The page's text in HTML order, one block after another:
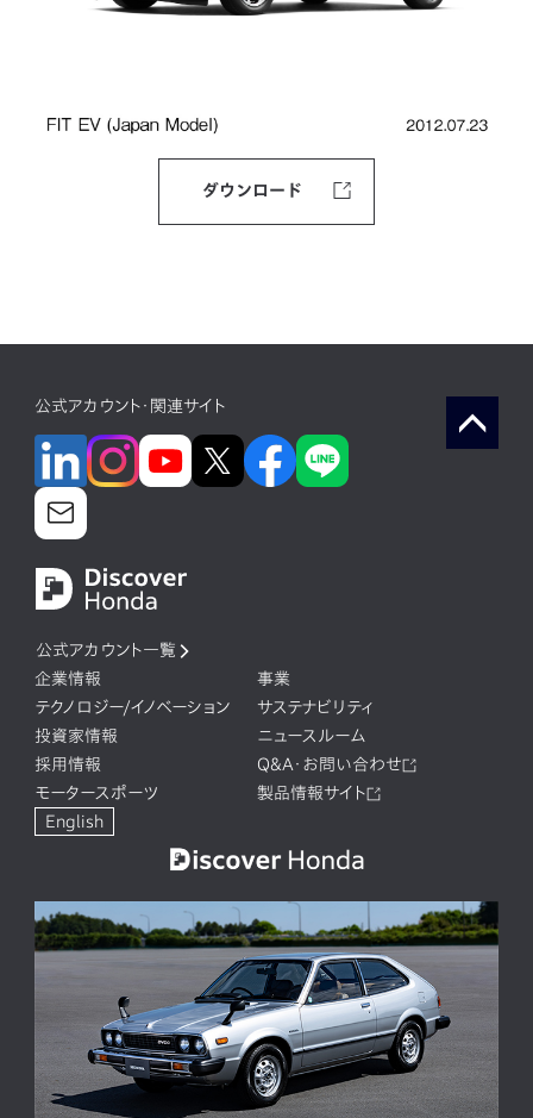
ダウンロード
公式アカウント・関連サイト
公式アカウント一覧
企業情報
事業
テクノロジー/イノベーション
サステナビリティ
投資家情報
ニュースルーム
採用情報
Q&A・お問い合わせ
モータースポーツ
製品情報サイト
English